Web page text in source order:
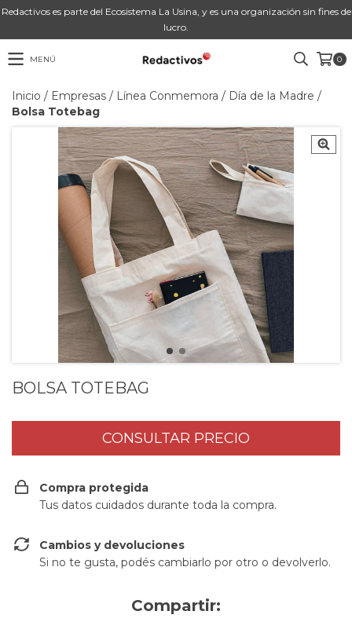
Redactivos es parte del Ecosistema La Usina, y es una organización sin fines de
lucro.
MENÚ 0
Inicio / Empresas / Línea Conmemora / Día de la Madre /
Bolsa Totebag
BOLSA TOTEBAG
Compra protegida
Tus datos cuidados durante toda la compra.
Cambios y devoluciones
Si no te gusta, podés cambiarlo por otro o devolverlo.
Compartir: